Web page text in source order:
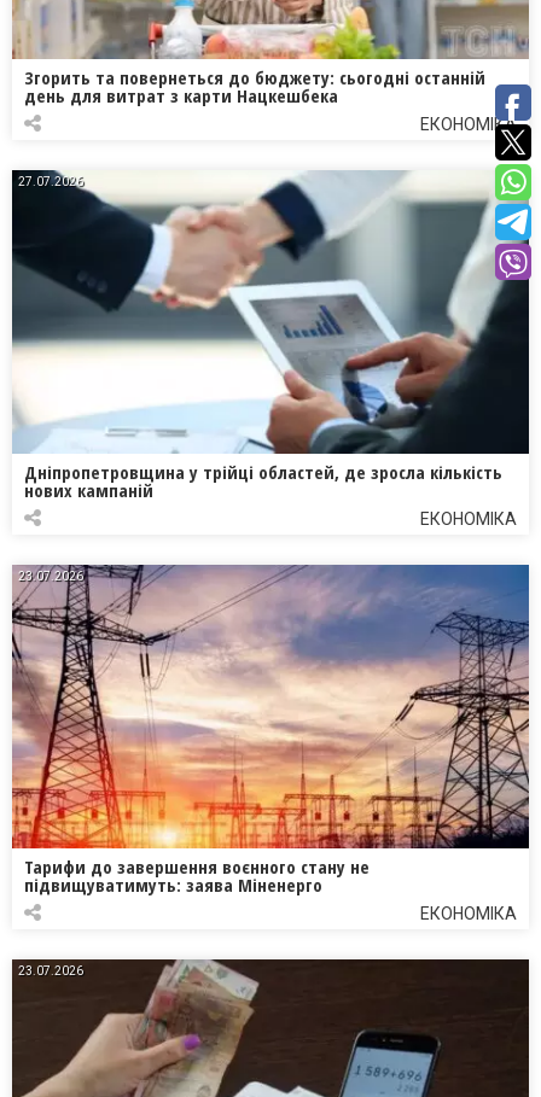
Згорить та повернеться до бюджету: сьогодні останній
день для витрат з карти Нацкешбека
ЕКОНОМІКА
27.07.2026
Дніпропетровщина у трійці областей, де зросла кількість
нових кампаній
ЕКОНОМІКА
23.07.2026
Тарифи до завершення воєнного стану не
підвищуватимуть: заява Міненерго
ЕКОНОМІКА
23.07.2026